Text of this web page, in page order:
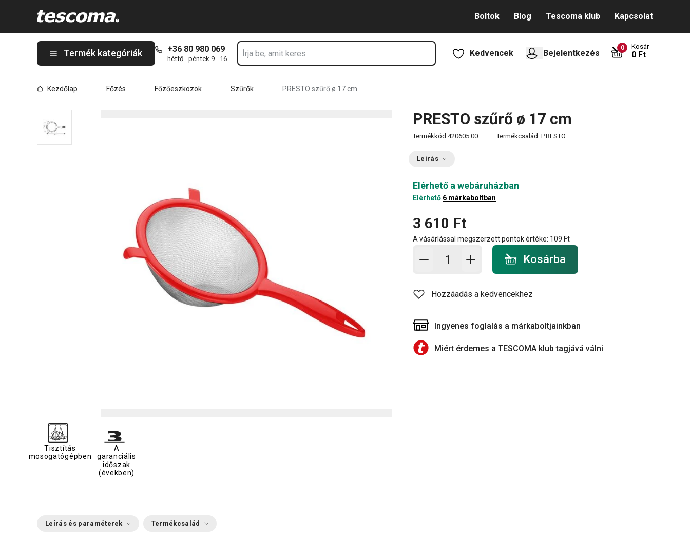
Boltok Blog Tescoma klub Kapcsolat
Termék kategóriák +36 80 980 069
hétfő - péntek 9 - 16
Kedvencek Bejelentkezés
0 Kosár
0 Ft
Kezdőlap Főzés Főzőeszközök Szűrők PRESTO szűrő ø 17 cm
PRESTO szűrő ø 17 cm
Termékkód 420605.00 Termékcsalád: PRESTO
Leírás
Elérhető a webáruházban
Elérhető 6 márkaboltban
3 610 Ft
A vásárlással megszerzett pontok értéke: 109 Ft
Kosárba - mennyiség
Kosárba
Hozzáadás a kedvencekhez
Ingyenes foglalás a márkaboltjainkban
Miért érdemes a TESCOMA klub tagjává válni
Tisztítás
mosogatógépben
A
garanciális
időszak
(években)
Leírás és paraméterek Termékcsalád